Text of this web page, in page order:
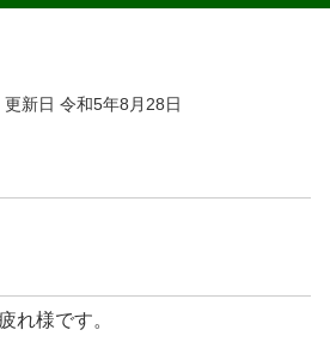
新日 令和5年8月28日
れ様です。